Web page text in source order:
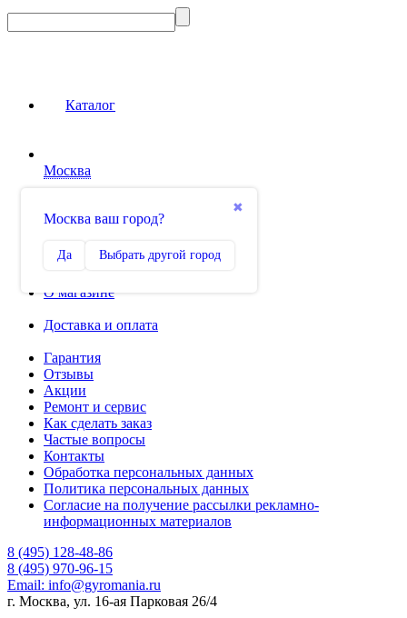
Каталог
Москва
✖
Москва ваш город?
Да Выбрать другой город
0
Избранное
О магазине
Доставка и оплата
Гарантия
Отзывы
Акции
Ремонт и сервис
Как сделать заказ
Частые вопросы
Контакты
Обработка персональных данных
Политика персональных данных
Согласие на получение рассылки рекламно-
информационных материалов
8 (495) 128-48-86
8 (495) 970-96-15
Email: info@gyromania.ru
г. Москва, ул. 16-ая Парковая 26/4